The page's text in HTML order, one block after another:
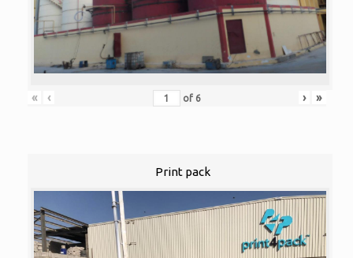
« ‹ of 6 › »
Print pack